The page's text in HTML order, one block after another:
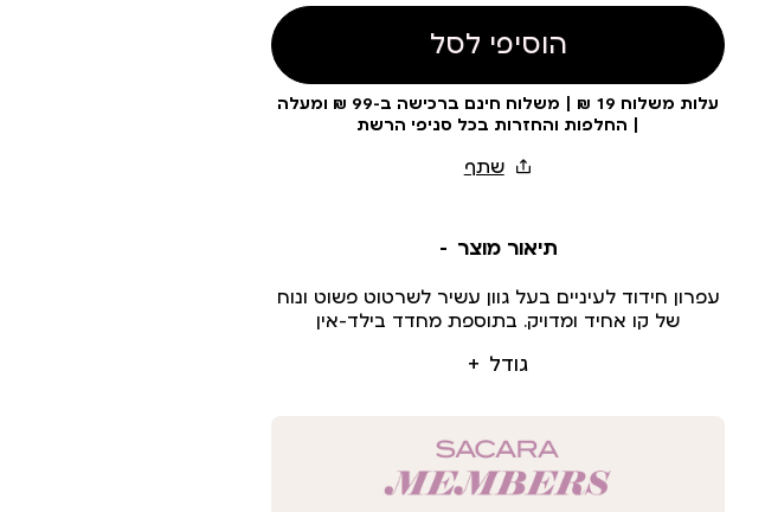
הוסיפי לסל
עלות משלוח 19 ₪ | משלוח חינם ברכישה ב-99 ₪ ומעלה
| החלפות והחזרות בכל סניפי הרשת
תיאור מוצר
גודל
עפרון חידוד לעיניים בעל גוון עשיר לשרטוט פשוט ונוח
של קו אחיד ומדויק. בתוספת מחדד בילד-אין